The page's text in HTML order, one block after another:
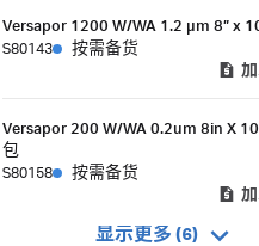
Versapor 1200 W/WA 1.2 μm 8” x
S80143
按需备货
Versapor 200 W/WA 0.2um 8in X
包
S80158
按需备货
显示更多 (6)